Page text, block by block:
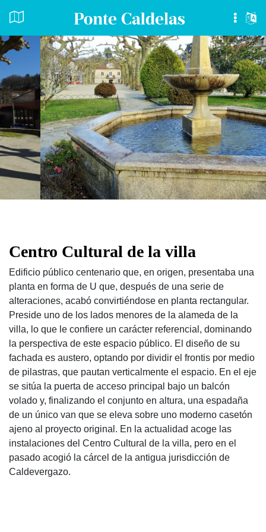
Centro Cultural de la villa
Edificio público centenario que, en origen, presentaba una
planta en forma de U que, después de una serie de
alteraciones, acabó convirtiéndose en planta rectangular.
Preside uno de los lados menores de la alameda de la
villa, lo que le confiere un carácter referencial, dominando
la perspectiva de este espacio público. El diseño de su
fachada es austero, optando por dividir el frontis por medio
de pilastras, que pautan verticalmente el espacio. En el eje
se sitúa la puerta de acceso principal bajo un balcón
volado y, finalizando el conjunto en altura, una espadaña
de un único van que se eleva sobre uno moderno casetón
ajeno al proyecto original. En la actualidad acoge las
instalaciones del Centro Cultural de la villa, pero en el
pasado acogió la cárcel de la antigua jurisdicción de
Caldevergazo.